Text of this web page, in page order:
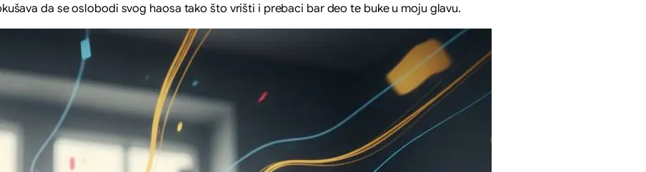
da se oslobodi svog haosa tako što vrišti i prebaci bar deo te buke u moju glavu.